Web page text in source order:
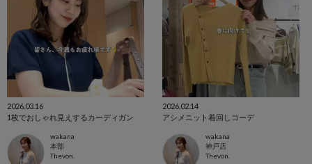
2026.03.16
1枚でおしゃれ見えするカーディガン
wakana
本部
Thevon.
2026.02.14
アシメニット着回しコーデ
wakana
神戸店
Thevon.